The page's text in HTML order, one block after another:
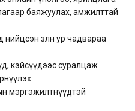
баяжуулах, aмжилттай
зөөлөн ур чадвараа
кэйсүүдээс суралцаж
мэргэжилтнүүдтэй